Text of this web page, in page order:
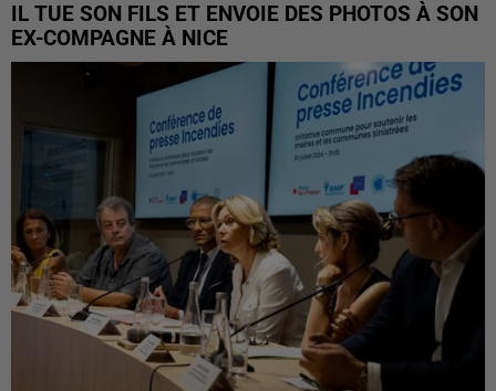
IL TUE SON FILS ET ENVOIE DES PHOTOS À SON
EX-COMPAGNE À NICE